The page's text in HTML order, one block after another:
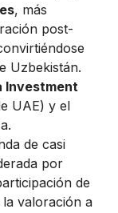
, más
post-
Uzbekistán.
Investment
UAE) y el
de casi
por
de
valoración a